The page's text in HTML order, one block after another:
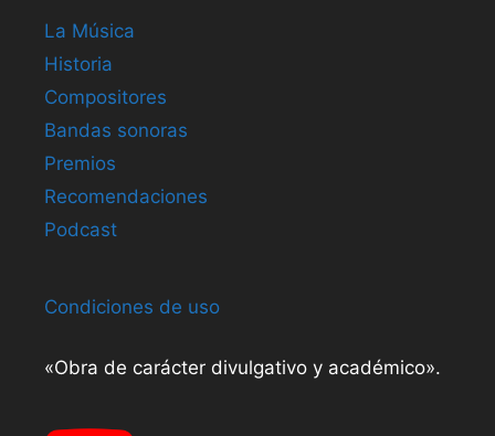
La Música
Historia
Compositores
Bandas sonoras
Premios
Recomendaciones
Podcast
Condiciones de uso
«Obra de carácter divulgativo y académico».